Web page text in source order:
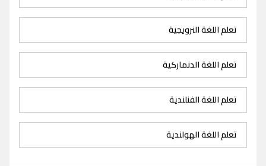
تعلم اللغة النرويجية
تعلم اللغة الدنماركية
تعلم اللغة الفنلندية
تعلم اللغة الهولندية